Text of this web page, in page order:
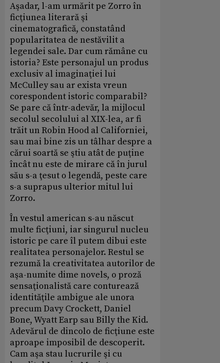
Aşadar, l-am urmărit pe Zorro în
ficţiunea literară şi
cinematografică, constatând
popularitatea de nestăvilit a
legendei sale. Dar cum rămâne cu
istoria? Este personajul un produs
exclusiv al imaginaţiei lui
McCulley sau ar exista vreun
corespondent istoric comparabil?
Se pare că într-adevăr, la mijlocul
secolul secolului al XIX-lea, ar fi
trăit un Robin Hood al Californiei,
sau mai bine zis un tâlhar despre a
cărui soartă se ştiu atât de puţine
încât nu este de mirare că în jurul
său s-a ţesut o legendă, peste care
s-a suprapus ulterior mitul lui
Zorro.
În vestul american s-au născut
multe ficţiuni, iar singurul nucleu
istoric pe care îl putem dibui este
realitatea personajelor. Restul se
rezumă la creativitatea autorilor de
aşa-numite dime novels, o proză
sensaţionalistă care conturează
identităţile ambigue ale unora
precum Davy Crockett, Daniel
Bone, Wyatt Earp sau Billy the Kid.
Adevărul de dincolo de ficţiune este
aproape imposibil de descoperit.
Cam aşa stau lucrurile şi cu